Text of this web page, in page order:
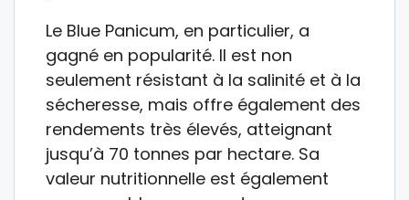
Le Blue Panicum, en particulier, a
gagné en popularité. Il est non
seulement résistant à la salinité et à la
sécheresse, mais offre également des
rendements très élevés, atteignant
jusqu’à 70 tonnes par hectare. Sa
valeur nutritionnelle est également